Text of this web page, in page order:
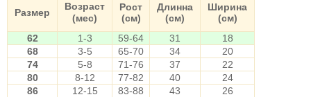
Размер
Возраст
(мес)
Рост
(см)
Длинна
(см)
Ширина
(см)
62
1-3 59-64 31
18
68
3-5 65-70 34
20
74
5-8 71-76 37
22
80
8-12 77-82 40
24
86
12-15 83-88 43
26